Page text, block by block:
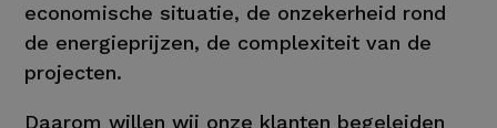
economische situatie, de onzekerheid rond
de energieprijzen, de complexiteit van de
projecten.
Daarom willen wij onze klanten begeleiden